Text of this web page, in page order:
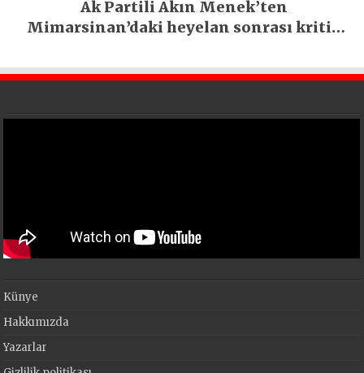
Ak Partili Akın Menek’ten
Mimarsinan’daki heyelan sonrası kritik
Künye
Hakkımızda
Yazarlar